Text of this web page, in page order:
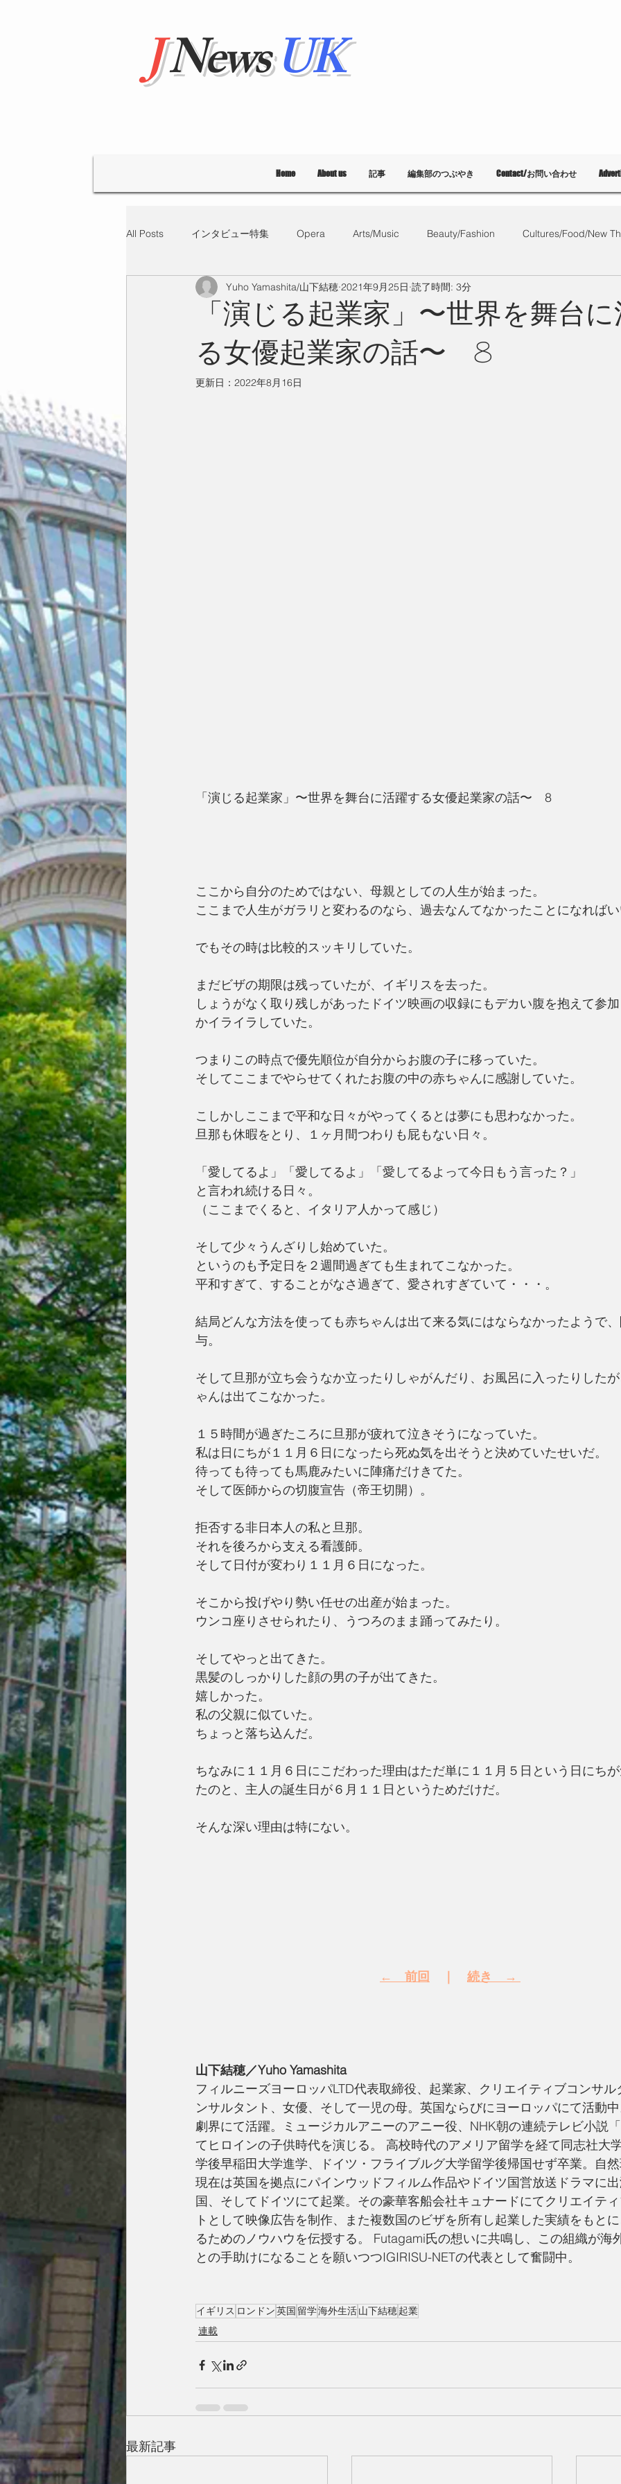
JNewsUK
Home About us 記事 編集部のつぶやき Contact/お問い合わせ
All Posts インタビュー特集 Opera Arts/Music Beauty/Fashion Cultures/Food/New
"Hello' from Tokyo 連載 What's on? 教育 List of Events
今月の一枚 占い 英国／欧州 News つぶやき
「演じる起業家」〜世界を舞台
る女優起業家の話〜 8
Yuho Yamashita/山下結穂 2021年9月25日 読了時間: 3分
更新日： 2022年8月16日
「演じる起業家」〜世界を舞台に活躍する女優起業家の話〜　8
ここから自分のためではない、母親としての人生が始まった。
ここまで人生がガラリと変わるのなら、過去なんてなかったことになれば
でもその時は比較的スッキリしていた。
まだビザの期限は残っていたが、イギリスを去った。
しょうがなく取り残しがあったドイツ映画の収録にもデカい腹を抱えて参
かイライラしていた。
つまりこの時点で優先順位が自分からお腹の子に移っていた。
そしてここまでやらせてくれたお腹の中の赤ちゃんに感謝していた。
こしかしここまで平和な日々がやってくるとは夢にも思わなかった。
旦那も休暇をとり、１ヶ月間つわりも屁もない日々。
「愛してるよ」「愛してるよ」「愛してるよって今日もう言った？」
と言われ続ける日々。
（ここまでくると、イタリア人かって感じ）
そして少々うんざりし始めていた。
というのも予定日を２週間過ぎても生まれてこなかった。
平和すぎて、することがなさ過ぎて、愛されすぎていて・・・。
結局どんな方法を使っても赤ちゃんは出て来る気にはならなかったようで
与。
そして旦那が立ち会うなか立ったりしゃがんだり、お風呂に入ったりした
ゃんは出てこなかった。
１５時間が過ぎたころに旦那が疲れて泣きそうになっていた。
私は日にちが１１月６日になったら死ぬ気を出そうと決めていたせいだ。
待っても待っても馬鹿みたいに陣痛だけきてた。
そして医師からの切腹宣告（帝王切開）。
拒否する非日本人の私と旦那。
それを後ろから支える看護師。
そして日付が変わり１１月６日になった。
そこから投げやり勢い任せの出産が始まった。
ウンコ座りさせられたり、うつろのまま踊ってみたり。
そしてやっと出てきた。
黒髪のしっかりした顔の男の子が出てきた。
嬉しかった。
私の父親に似ていた。
ちょっと落ち込んだ。
ちなみに１１月６日にこだわった理由はただ単に１１月５日という日にち
たのと、主人の誕生日が６月１１日というためだけだ。
そんな深い理由は特にない。
←　前回 ｜ 続き　→
山下結穂／Yuho Yamashita
フィルニーズヨーロッパLTD代表取締役、起業家、クリエイティブコンサ
ンサルタント、女優、そして一児の母。英国ならびにヨーロッパにて活動
劇界にて活躍。ミュージカルアニーのアニー役、NHK朝の連続テレビ小説
てヒロインの子供時代を演じる。 高校時代のアメリア留学を経て同志社大
学後早稲田大学進学、ドイツ・フライブルグ大学留学後帰国せず卒業。自
現在は英国を拠点にパインウッドフィルム作品やドイツ国営放送ドラマに
国、そしてドイツにて起業。その豪華客船会社キュナードにてクリエイテ
トとして映像広告を制作、また複数国のビザを所有し起業した実績をもと
るためのノウハウを伝授する。 Futagami氏の想いに共鳴し、この組織が海
との手助けになることを願いつつIGIRISU-NETの代表として奮闘中。
イギリス ロンドン英国 留学海外生活山下結穂起業
連載
最新記事